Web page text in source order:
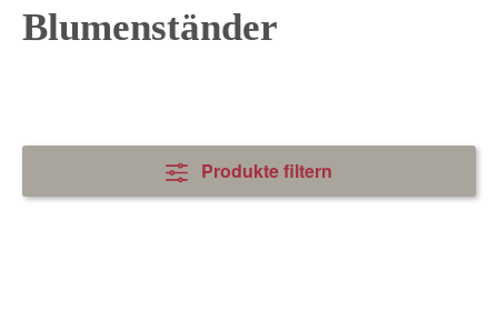
Blumenständer
Produkte filtern